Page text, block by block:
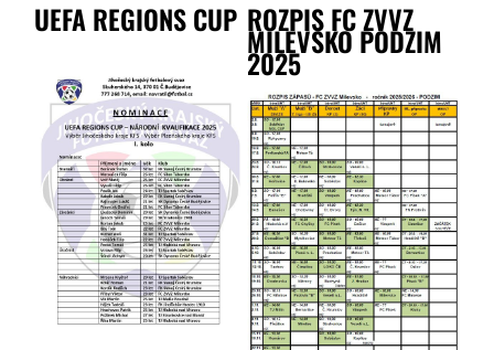
UEFA REGIONS CUP ROZPIS FC ZVVZ
MILEVSKO PODZIM
2025